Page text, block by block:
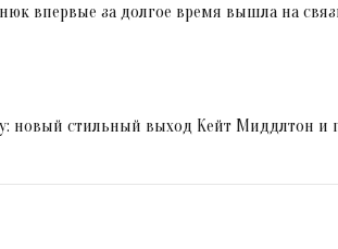
впервые за долгое время вышла на
новый стильный выход Кейт Миддлтон и